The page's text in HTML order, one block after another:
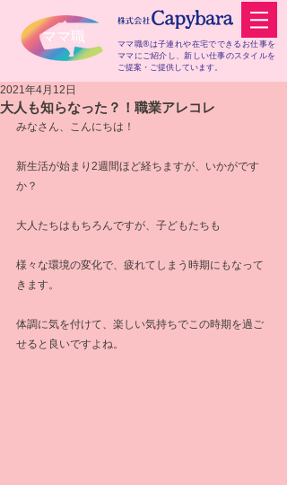
​ママ職
ママ職®は子連れや在宅でできるお仕事を
ママにご紹介し、新しい仕事のスタイルを
ご提案・ご提供しています。
大人も知らなった？！職業アレコレ
2021年4月12日
みなさん、こんにちは！
新生活が始まり2週間ほど経ちますが、いかがです
か？
大人たちはもちろんですが、子どもたちも
様々な環境の変化で、疲れてしまう時期にもなって
きます。
体調に気を付けて、楽しい気持ちでこの時期を過ご
せると良いですよね。